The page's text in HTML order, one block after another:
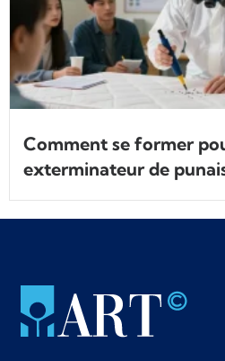
Comment se former
exterminateur de